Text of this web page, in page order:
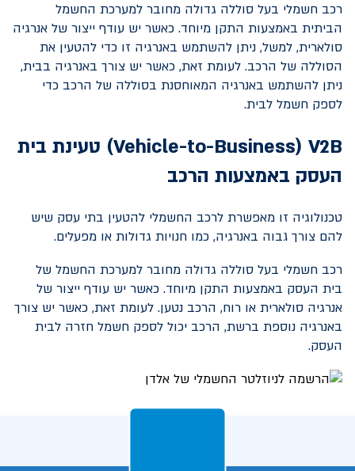
רכב חשמלי בעל סוללה גדולה מחובר למערכת החשמל
הביתית באמצעות התקן מיוחד. כאשר יש עודף ייצור של אנרגיה
סולארית, למשל, ניתן להשתמש באנרגיה זו כדי להטעין את
הסוללה של הרכב. לעומת זאת, כאשר יש צורך באנרגיה בבית,
ניתן להשתמש באנרגיה המאוחסנת בסוללה של הרכב כדי
לספק חשמל לבית.
V2B
(
Vehicle-to-Business) טעינת בית
העסק באמצעות הרכב
טכנולוגיה זו מאפשרת לרכב החשמלי להטעין בתי עסק שיש
להם צורך גבוה באנרגיה, כמו חנויות גדולות או מפעלים.
רכב חשמלי בעל סוללה גדולה מחובר למערכת החשמל של
בית העסק באמצעות התקן מיוחד. כאשר יש עודף ייצור של
אנרגיה סולארית או רוח, הרכב נטען. לעומת זאת, כאשר יש צורך
באנרגיה נוספת ברשת, הרכב יכול לספק חשמל חזרה לבית
העסק.